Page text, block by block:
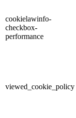
cookielawinfo-
checkbox-
performance
viewed_cookie_policy